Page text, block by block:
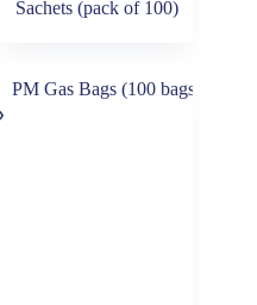
Sachets (pack of 100)